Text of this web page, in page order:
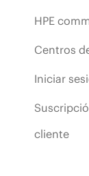
HPE
Centros
Iniciar
cliente